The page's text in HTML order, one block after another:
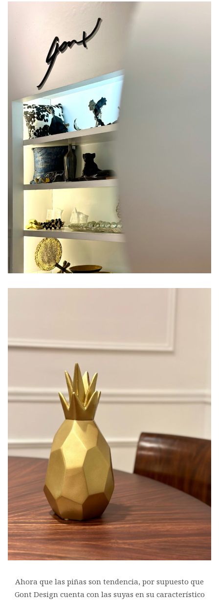
Ahora que las piñas son tendencia, por supuesto que
Gont Design cuenta con las suyas en su característico